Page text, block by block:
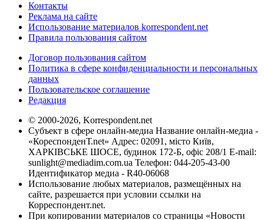
Контакты
Реклама на сайте
Использование материалов korrespondent.net
Правила пользования сайтом
Договор пользования сайтом
Политика в сфере конфиденциальности и персональных
данных
Пользовательское соглашение
Редакция
© 2000-2026, Korrespondent.net
Субъект в сфере онлайн-медиа Название онлайн-медиа -
«КореспонденТ.net» Адрес: 02091, місто Київ,
ХАРКІВСЬКЕ ШОСЕ, будинок 172-Б, офіс 208/1 E-mail:
sunlight@mediadim.com.ua Телефон: 044-205-43-00
Идентификатор медиа - R40-06068
Использование любых материалов, размещённых на
сайте, разрешается при условии ссылки на
Корреспондент.net.
При копировании материалов со страницы «Новости